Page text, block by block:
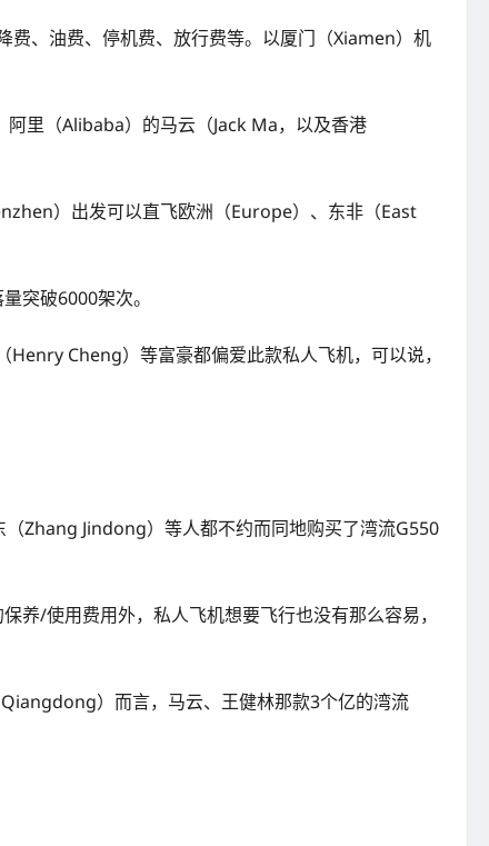
费、油费、停机费、放行费等。以厦门（Xiamen）机
里（Alibaba）的马云（Jack Ma，以及香港
）出发可以直飞欧洲（Europe）、东非（East
突破6000架次。
Cheng）等富豪都偏爱此款私人飞机，可以说，
Zhang Jindong）等人都不约而同地购买了湾流G550
养/使用费用外，私人飞机想要飞行也没有那么容易，
）而言，马云、王健林那款3个亿的湾流